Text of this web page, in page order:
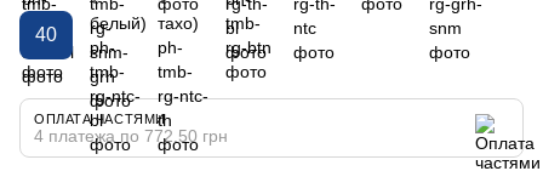
40
ОПЛАТА ЧАСТЯМИ
4 платежа по 772.50 грн